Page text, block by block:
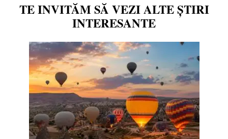
TE INVITĂM SĂ VEZI ALTE ȘTIRI
INTERESANTE